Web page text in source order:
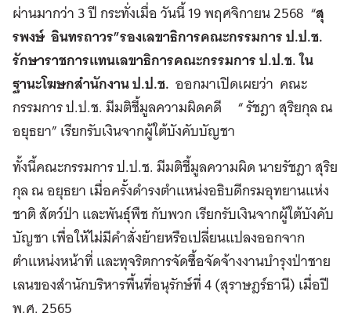
ผ่านมากว่า 3 ปี กระทั่งเมื่อ วันนี้ 19 พฤศจิกายน 2568 “สุ
รพงษ์ อินทรถาวร”รองเลขาธิการคณะกรรมการ ป.ป.ช.
รักษาราชการแทนเลขาธิการคณะกรรมการ ป.ป.ช. ใน
ฐานะโฆษกสำนักงาน ป.ป.ช. ออกมาเปิดเผยว่า คณะ
กรรมการ ป.ป.ช. มีมติชี้มูลความผิดคดี “ รัชฎา สุริยกุล ณ
อยุธยา” เรียกรับเงินจากผู้ใต้บังคับบัญชา
ทั้งนี้คณะกรรมการ ป.ป.ช. มีมติชี้มูลความผิด นายรัชฎา สุริย
กุล ณ อยุธยา เมื่อครั้งดำรงตำแหน่งอธิบดีกรมอุทยานแห่ง
ชาติ สัตว์ป่า และพันธุ์พืช กับพวก เรียกรับเงินจากผู้ใต้บังคับ
บัญชา เพื่อให้ไม่มีคำสั่งย้ายหรือเปลี่ยนแปลงออกจาก
ตำแหน่งหน้าที่ และทุจริตการจัดซื้อจัดจ้างงานบำรุงป่าชาย
เลนของสำนักบริหารพื้นที่อนุรักษ์ที่ 4 (สุราษฎร์ธานี) เมื่อปี
พ.ศ. 2565